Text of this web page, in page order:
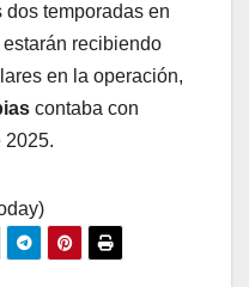
dos temporadas en
recibiendo
en la operación,
contaba con
2025.